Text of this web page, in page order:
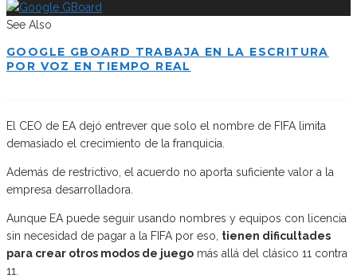
See Also
GOOGLE GBOARD TRABAJA EN LA ESCRITURA
POR VOZ EN TIEMPO REAL
El CEO de EA dejó entrever que solo el nombre de FIFA limita
demasiado el crecimiento de la franquicia.
Además de restrictivo, el acuerdo no aporta suficiente valor a la
empresa desarrolladora.
Aunque EA puede seguir usando nombres y equipos con licencia
sin necesidad de pagar a la FIFA por eso, tienen dificultades
para crear otros modos de juego más allá del clásico 11 contra
11.